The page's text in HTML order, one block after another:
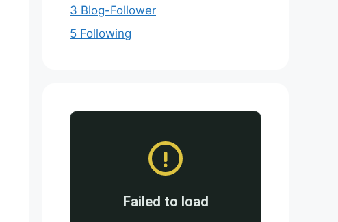
3 Blog-Follower
5 Following